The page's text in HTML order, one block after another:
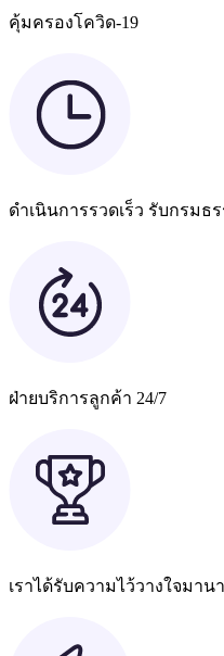
คุ้มครองโควิด-19
ดำเนินการรวดเร็ว รับกรมธ
ฝ่ายบริการลูกค้า 24/7
เราได้รับความไว้วางใจมาน